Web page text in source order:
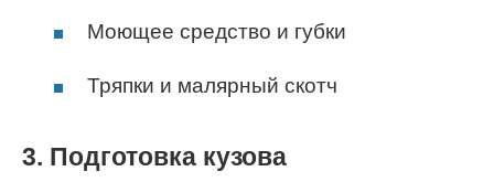
Моющее средство и губки
Тряпки и малярный скотч
3. Подготовка кузова